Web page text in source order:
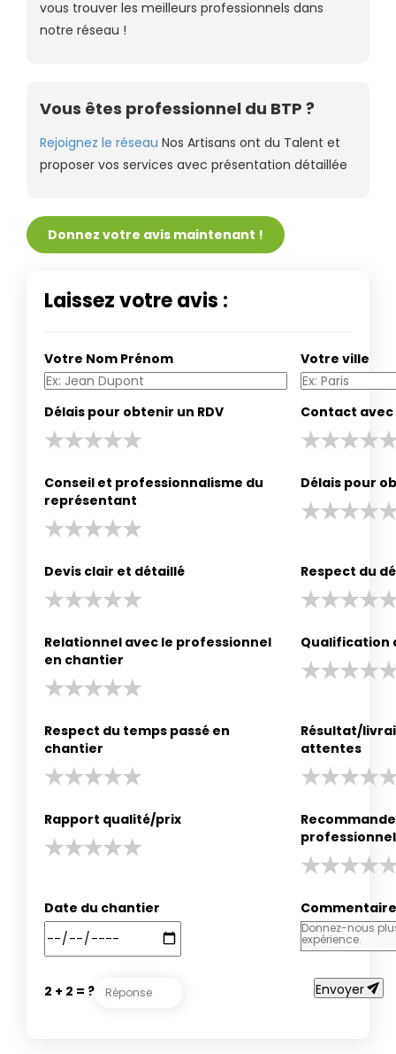
vous trouver les meilleurs professionnels dans
notre réseau !
Vous êtes professionnel du BTP ?
Rejoignez le réseau Nos Artisans ont du Talent et
proposer vos services avec présentation détaillée
Donnez votre avis maintenant !
Laissez votre avis :
Votre Nom Prénom Votre ville
Délais pour obtenir un RDV Contact
Conseil et professionnalisme du
représentant
Délais pour
Devis clair et détaillé Respect du
Relationnel avec le professionnel
en chantier
Qualification
Respect du temps passé en
chantier
Résultat/
attentes
Rapport qualité/prix
professionnel
Date du chantier Commentaire
2 + 2 = ? Envoyersend